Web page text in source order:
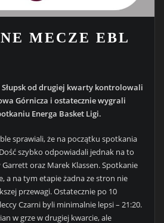
MECZE EBL
Słupsk od drugiej kwarty kontrolowali
Górnicza i ostatecznie wygrali
Energa Basket Ligi.
sprawiali, że na początku spotkania
szybko odpowiadali jednak na to
oraz Marek Klassen. Spotkanie
a na tym etapie żadna ze stron nie
przewagi. Ostatecznie po 10
Czarni byli minimalnie lepsi – 21:20.
w grze w drugiej kwarcie, ale